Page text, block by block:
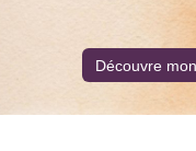
Découvre